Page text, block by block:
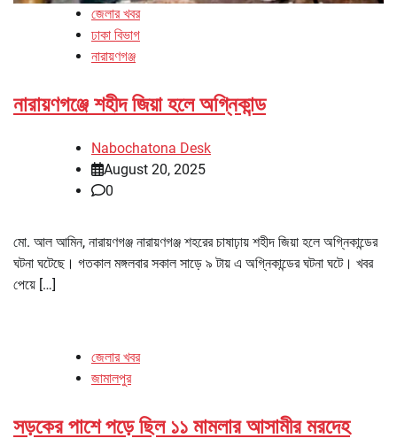
জেলার খবর
ঢাকা বিভাগ
নারায়ণগঞ্জ
নারায়ণগঞ্জে শহীদ জিয়া হলে অগ্নিকান্ড
Nabochatona Desk
August 20, 2025
0
মো. আল আমিন, নারায়ণগঞ্জ নারায়ণগঞ্জ শহরের চাষাঢ়ায় শহীদ জিয়া হলে অগ্নিকান্ডের
ঘটনা ঘটেছে। গতকাল মঙ্গলবার সকাল সাড়ে ৯ টায় এ অগ্নিকান্ডের ঘটনা ঘটে। খবর
পেয়ে […]
জেলার খবর
জামালপুর
সড়কের পাশে পড়ে ছিল ১১ মামলার আসামীর মরদেহ